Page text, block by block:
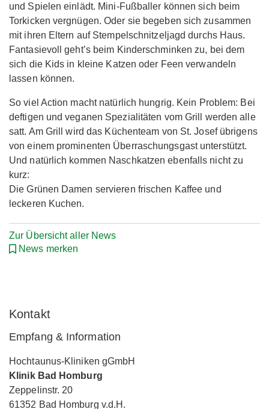
und Spielen einlädt. Mini-Fußballer können sich beim
Torkicken vergnügen. Oder sie begeben sich zusammen
mit ihren Eltern auf Stempelschnitzeljagd durchs Haus.
Fantasievoll geht’s beim Kinderschminken zu, bei dem
sich die Kids in kleine Katzen oder Feen verwandeln
lassen können.
So viel Action macht natürlich hungrig. Kein Problem: Bei
deftigen und veganen Spezialitäten vom Grill werden alle
satt. Am Grill wird das Küchenteam von St. Josef übrigens
von einem prominenten Überraschungsgast unterstützt.
Und natürlich kommen Naschkatzen ebenfalls nicht zu
kurz:
Die Grünen Damen servieren frischen Kaffee und
leckeren Kuchen.
Zur Übersicht aller News
News merken
Kontakt
Empfang & Information
Hochtaunus-Kliniken gGmbH
Klinik Bad Homburg
Zeppelinstr. 20
61352 Bad Homburg v.d.H.